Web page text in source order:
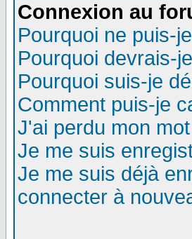
Connexion au
Pourquoi ne puis-
Pourquoi devrais-
Pourquoi suis-je
Comment puis-je
J'ai perdu mon
Je me suis
Je me suis déjà
connecter à